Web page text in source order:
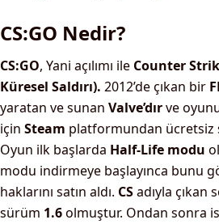
CS:GO Nedir?
CS:GO, Yani açılımı ile Counter
Küresel Saldırı). 2012’de çıkan bir
yaratan ve sunan Valve’dırve
için Steam platformundan ücretsiz
Oyun ilk başlarda Half-Life modu
modu indirmeye başlayınca bunu
haklarını satın aldı. CSadıyla çıkan
sürüm 1.6olmuştur. Ondan sonra